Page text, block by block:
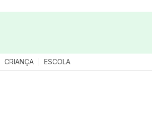
CRIANÇA ESCOLA